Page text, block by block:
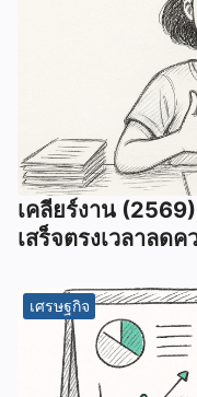
เคลียร์งาน
เสร็จตรงเวลาลดค
เศรษฐกิจ